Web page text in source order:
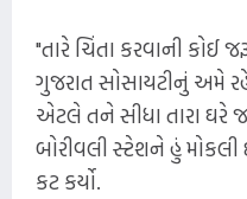
"તારે ચિંતા કરવાની
ગુજરાત સોસાયટીનું અમે
એટલે તને સીધા તારા
બોરીવલી સ્ટેશને હું
કટ કર્યો.